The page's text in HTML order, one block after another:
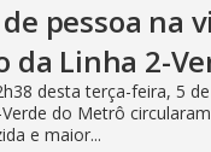
pessoa na
da Linha 2-
desta terça-feira, 5
do Metrô
e maior...